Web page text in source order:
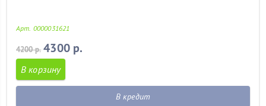
Арт. 0000031621
4200 р. 4300 р.
В корзину
В кредит